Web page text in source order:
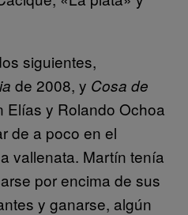
siguientes,
de 2008, y Cosa de
Elías y Rolando Ochoa
de a poco en el
vallenata. Martín tenía
por encima de sus
y ganarse, algún